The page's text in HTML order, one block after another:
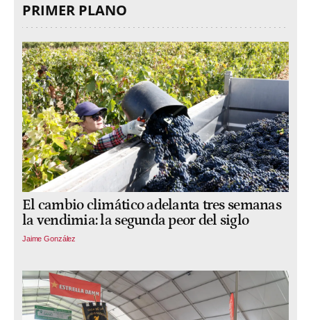
PRIMER PLANO
El cambio climático adelanta tres semanas
la vendimia: la segunda peor del siglo
Jaime González